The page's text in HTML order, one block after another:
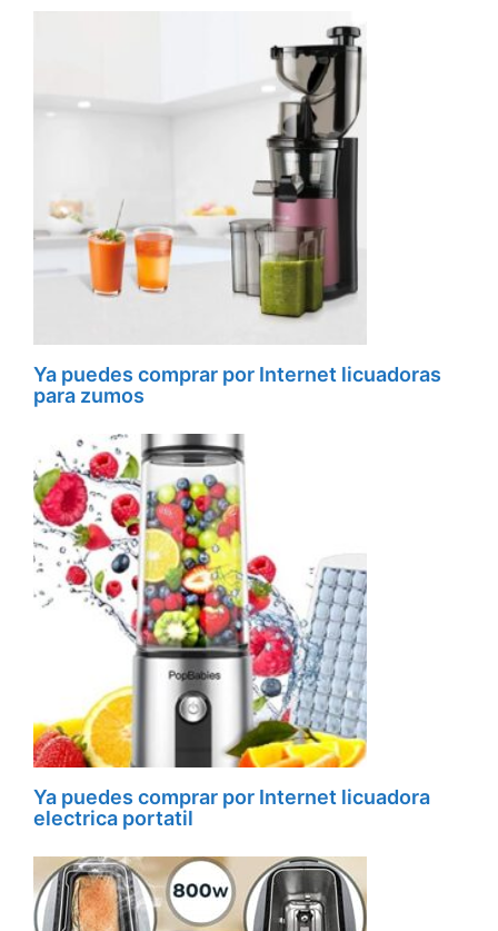
Ya puedes comprar por Internet licuadoras
para zumos
Ya puedes comprar por Internet licuadora
electrica portatil